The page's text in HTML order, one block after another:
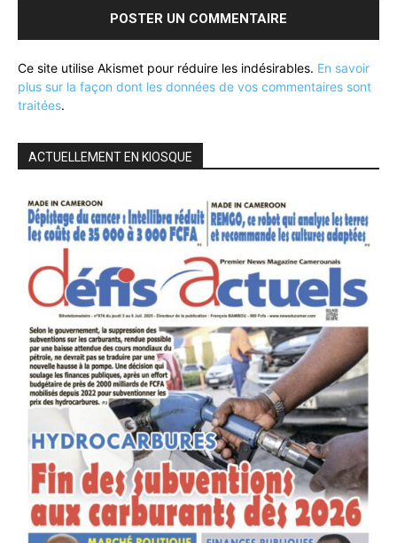
Ce site utilise Akismet pour réduire les indésirables. En savoir
plus sur la façon dont les données de vos commentaires sont
traitées.
ACTUELLEMENT EN KIOSQUE